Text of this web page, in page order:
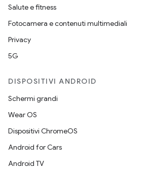
Salute e fitness
Fotocamera e contenuti multimediali
Privacy
5G
DISPOSITIVI ANDROID
Schermi grandi
Wear OS
Dispositivi ChromeOS
Android for Cars
Android TV